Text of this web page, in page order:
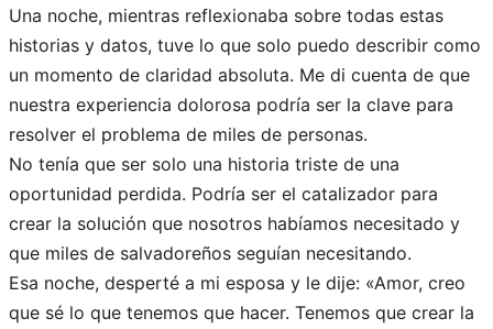
Una noche, mientras reflexionaba sobre todas estas
historias y datos, tuve lo que solo puedo describir como
un momento de claridad absoluta. Me di cuenta de que
nuestra experiencia dolorosa podría ser la clave para
resolver el problema de miles de personas.
No tenía que ser solo una historia triste de una
oportunidad perdida. Podría ser el catalizador para
crear la solución que nosotros habíamos necesitado y
que miles de salvadoreños seguían necesitando.
Esa noche, desperté a mi esposa y le dije: «Amor, creo
que sé lo que tenemos que hacer. Tenemos que crear la